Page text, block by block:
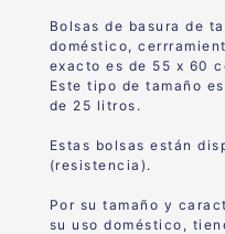
Bolsas de basura de
doméstico,
exacto es de 55 x 60
Este tipo de tamaño
de 25 litros.
Estas bolsas están
(resistencia).
Por su tamaño y
su uso doméstico,